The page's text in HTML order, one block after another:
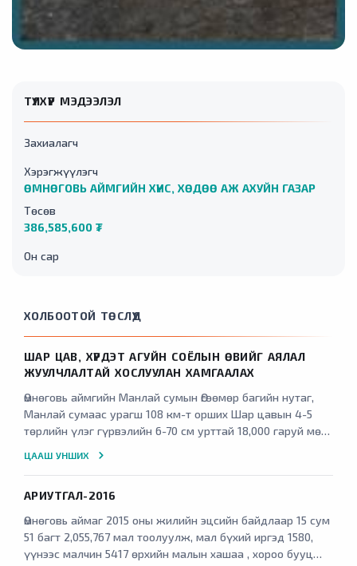
ТҮЛХҮҮР МЭДЭЭЛЭЛ
Захиалагч
Хэрэгжүүлэгч
ӨМНӨГОВЬ АЙМГИЙН ХҮНС, ХӨДӨӨ АЖ АХУЙН ГАЗАР
Төсөв
386,585,600 ₮
Он сар
ХОЛБООТОЙ ТӨСЛҮҮД
ШАР ЦАВ, ХҮРДЭТ АГУЙН СОЁЛЫН ӨВИЙГ АЯЛАЛ
ЖУУЛЧЛАЛТАЙ ХОСЛУУЛАН ХАМГААЛАХ
Өмнөговь аймгийн Манлай сумын Өгөөмөр багийн нутаг,
Манлай сумаас урагш 108 км-т орших Шар цавын 4-5
төрлийн үлэг гүрвэлийн 6-70 см урттай 18,000 гаруй мөр,
орших Хүрдэт агуйн 18-20-р зууны эхэн үеийн 32 бүлэг
хамгаалалтад аваагүйгээс соёлын өвийн үл хөдлөх
дурсгалт газрууд байгаль цаг уур болон хүний буруутай
үйл ажиллагаанаас хамаарч устан үгүй болохоос
сэргийлэх ажил зохион байгуулж, гадаад, дотоодын
ЦААШ УНШИХ
АРИУТГАЛ-2016
Өмнөговь аймаг 2015 оны жилийн эцсийн байдлаар 15 сум
51 багт 2,055,767 мал тоолуулж, мал бүхий иргэд 1580,
үүнээс малчин 5417 өрхийн малын хашаа , хороо бууц